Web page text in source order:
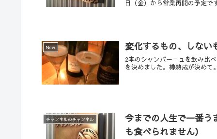
日（金）から営業再開の予定
New 変化するもの、しない
2本のシャンパーニュを飲み比
を決めました。樽熟成が決めて。
チャンネルのチャンネル
今までの人生で一番
も食べられません）